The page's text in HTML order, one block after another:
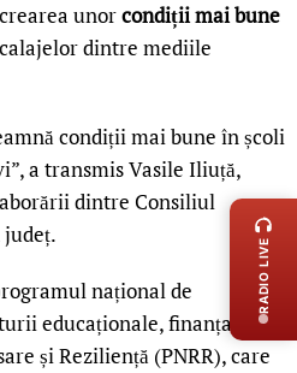
unorcondiții mai bune
dintre mediile
condiții mai bune în școli
a transmis Vasile Iliuță,
dintre Consiliul
național de
educaționale, finanțat prin
și Reziliență (PNRR), care
RADIO LIVE